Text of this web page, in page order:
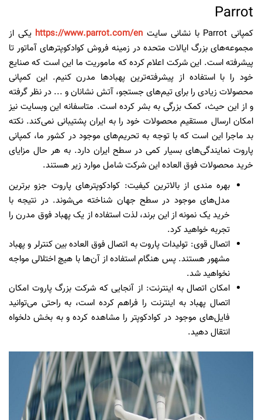
Parrot
کمپانی Parrot با نشانی سایت https://www.parrot.com/en یکی از
مجموعه‌های بزرگ ایالات متحده در زمینه فروش کوادکوپتر‌های آماتور تا
پیشرفته است. این شرکت اعلام کرده که ماموریت ما این است که صنایع
خود را با استفاده از پیشرفته‌ترین پهباد‌ها مدرن کنیم‌. این کمپانی
محصولات زیادی را برای تیم‌های جستجو، آتش نشانان و ... در نظر گرفته
و از این حیث، کمک بزرگی به بشر کرده است. متاسفانه این وبسایت نیز
امکان ارسال مستقیم محصولات خود را به ایران پشتیبانی نمی‌کند‌. نکته
بد ماجرا این است که با توجه به تحریم‌های موجود در کشور ما، کمپانی
پاروت نمایندگی‌های بسیار کمی در سطح ایران دارد. به هر حال مزایای
خرید محصولات فوق العاده این شرکت شامل موارد زیر هستند.
بهره مندی از بالاترین کیفیت: کوادکوپتر‌های پاروت جزو برترین
مدل‌های موجود در سطح جهان شناخته می‌شوند. در نتیجه با
خرید یک نمونه از این برند، لذت استفاده از یک‌ پهباد فوق مدرن را
تجربه خواهید کرد.
اتصال قوی: تولیدات پاروت به اتصال فوق العاده بین کنترلر و پهباد
مشهور هستند. پس هنگام استفاده از آن‌ها با هیچ اختلالی مواجه
نخواهید شد.
امکان اتصال به اینترنت: از آنجایی که شرکت بزرگ پاروت امکان
اتصال پهباد به اینترنت را فراهم کرده است، به راحتی می‌توانید
فایل‌های موجود در کوادکوپتر را مشاهده کرده و به بخش دلخواه
انتقال دهید.